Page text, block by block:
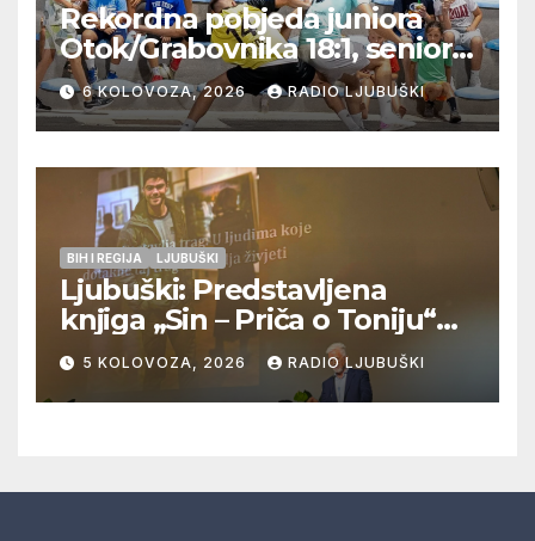
Rekordna pobjeda juniora
Otok/Grabovnika 18:1, seniori
Pregrađa u četvrtfinalu,
Veljaci i Cerno/Crnopod u
doigravanju, Grljevići završili
natjecanje
6 KOLOVOZA, 2026 RADIO LJUBUŠKI
BIH I REGIJA LJUBUŠKI
Ljubuški: Predstavljena
knjiga „Sin – Priča o Toniju“
dr. sc. Zdenka Hercega
5 KOLOVOZA, 2026 RADIO LJUBUŠKI